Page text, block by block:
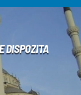
DISPOZITA